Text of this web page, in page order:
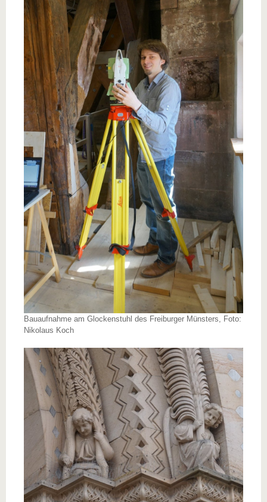
Bauaufnahme am Glockenstuhl des Freiburger Münsters, Foto:
Nikolaus Koch